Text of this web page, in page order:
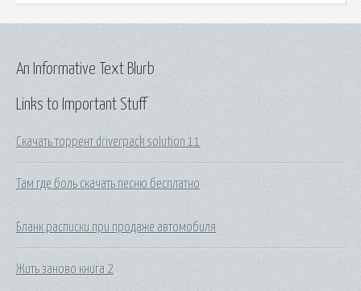
Links to Important Stuff
Скачать торрент driverpack solution 11
Там где боль скачать песню бесплатно
Бланк расписки при продаже автомобиля
Жить заново книга 2
An Informative Text Blurb